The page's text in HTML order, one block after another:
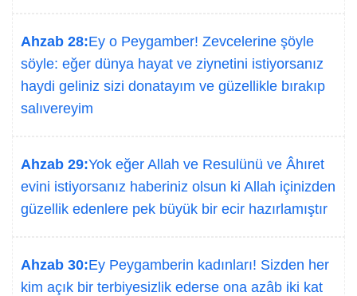
Ahzab 28:Ey o Peygamber! Zevcelerine şöyle
söyle: eğer dünya hayat ve ziynetini istiyorsanız
haydi geliniz sizi donatayım ve güzellikle bırakıp
salıvereyim
Ahzab 29:Yok eğer Allah ve Resulünü ve Âhıret
evini istiyorsanız haberiniz olsun ki Allah içinizden
güzellik edenlere pek büyük bir ecir hazırlamıştır
Ahzab 30:Ey Peygamberin kadınları! Sizden her
kim açık bir terbiyesizlik ederse ona azâb iki kat